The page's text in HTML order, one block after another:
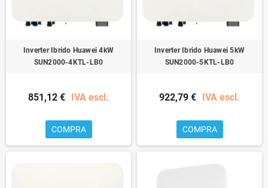
Inverter Ibrido Huawei 4kW
SUN2000-4KTL-LB0
851,12 € IVA escl.
COMPRA
Inverter Ibrido Huawei 5kW
SUN2000-5KTL-LB0
922,79 € IVA escl.
COMPRA